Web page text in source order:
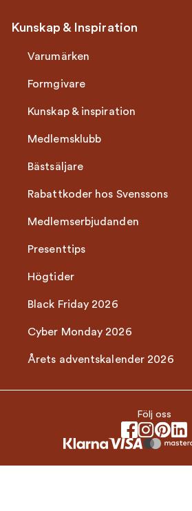
Kunskap & Inspiration
Varumärken
Formgivare
Kunskap & inspiration
Medlemsklubb
Bästsäljare
Rabattkoder hos Svenssons
Medlemserbjudanden
Presenttips
Högtider
Black Friday 2026
Cyber Monday 2026
Årets adventskalender 2026
Följ oss